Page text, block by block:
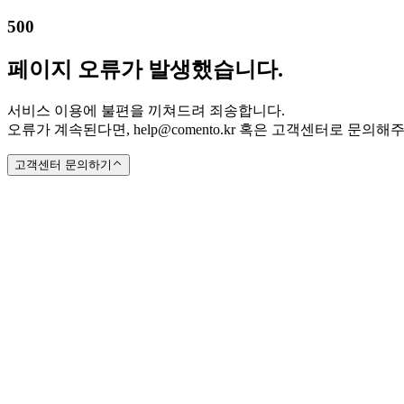
500
페이지 오류가 발생했습니다.
서비스 이용에 불편을 끼쳐드려 죄송합니다.
오류가 계속된다면, help@comento.kr 혹은 고객센터로 문의해
고객센터 문의하기